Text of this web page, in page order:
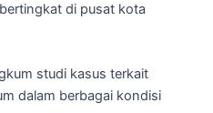
di pusat kota
studi kasus terkait
dalam berbagai kondisi